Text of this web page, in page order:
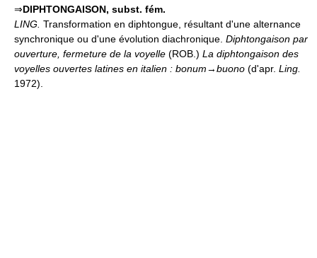
⇒DIPHTONGAISON, subst. fém.
LING. Transformation en diphtongue, résultant d'une alternance
synchronique ou d'une évolution diachronique. Diphtongaison par
ouverture, fermeture de la voyelle (ROB.) La diphtongaison des
voyelles ouvertes latines en italien : bonum→buono (d'apr. Ling.
1972).